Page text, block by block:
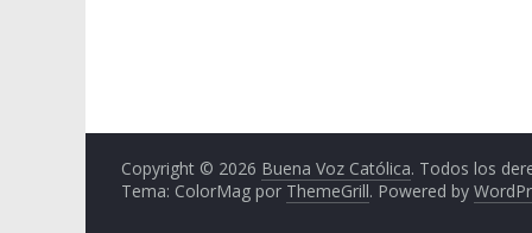
Copyright © 2026 Buena Voz Católica. Todos los
Tema: ColorMag por ThemeGrill. Powered by